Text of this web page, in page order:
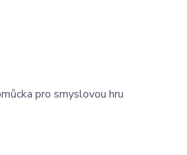
pro smyslovou hru